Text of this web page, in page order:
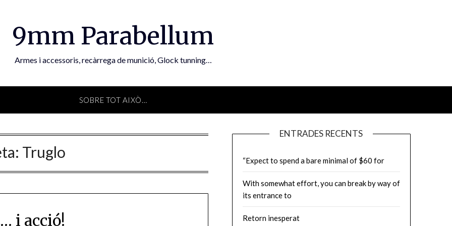
9mm Parabellum
Armes i accessoris, recàrrega de munició, Glock tunning…
SOBRE TOT AIXÒ…
Truglo
i acció!
ENTRADES RECENTS
“Expect to spend a bare minimal of $60 for
With somewhat effort, you can break by way of
its entrance to
Retorn inesperat